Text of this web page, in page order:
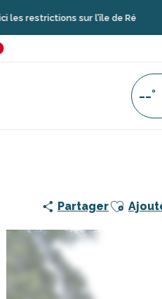
sur l’île de Ré
--°
PartagerAjouter